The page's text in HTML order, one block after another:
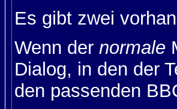
Es gibt zwei
Wenn der normale
Dialog, in den der
den passenden